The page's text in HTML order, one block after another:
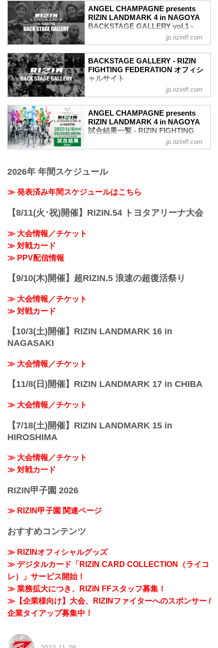
戦いの裏側で選手が見せる真実の素顔を
収めた「BACKSTAGE GALLERY」
第8試合〜第11試合までのvol.1はこち
第7試合 ／カルリ・ギブレイン vs. 貴賢
カルリ・ギブレイン5
貴賢神4
第6試合 ／SARAMI vs. ラーラ・フォン
SARAMI4
ラーラ・フォントーラ3
第5試合 ／中村優作 vs. 征矢貴
中村優作5
征矢貴4
第4試合 ／青井人 vs. 鈴木博昭
第3試合 ／アラン“ヒロ”ヤマニハ vs. 河村
アラン“ヒロ”...
ANGEL CHAMPAGNE presents
RIZIN LANDMARK 4 in NAGOYA
BACKSTAGE GALLERY vol.1 -
RIZIN FIGHTING FEDERATION オ
フィシャルサイト
戦いの裏側で選手が見せる真実の素顔を
収めた「BACKSTAGE GALLERY」
OPENING FIGHT 第1試合〜第7試合まで
第11試合 ／弥益ドミネーター聡志 vs. 平
平本蓮7
弥益ドミネーター聡志8
第10試合 ／今成正和 vs. 鈴木千裕
今成正和4
元谷友貴5
倉本一真3
ント
ミノワマンZ5
jp.rizinff.com
BACKSTAGE GALLERY - RIZIN
FIGHTING FEDERATION オフィシ
ャルサイト
BACKSTAGE GALLERY の記事一覧 - 格
「RIZIN FIGHTING FEDERATION」（ラ
イジン ファイティング フェデレーショ
ン）の情報・加盟団体について発信して
jp.rizinff.com
ANGEL CHAMPAGNE presents
RIZIN LANDMARK 4 in NAGOYA
試合結果一覧 - RIZIN FIGHTING
FEDERATION オフィシャルサイト
RIZIN MMAルール：5分 3R（70.0kg）
蓮（WIN）
3R 判定 （0-3）
≫ 試合結果詳細
第10試合 ／今成正和 vs. 鈴木千裕
RIZIN MMAルール：5分 3R（61.0kg）
（W...
jp.rizinff.com
2026年 年間スケジュール
≫ 発表済み年間スケジュールはこちら
【8/11(火･祝)開催】RIZIN.54 トヨタアリーナ大会
≫ 大会情報／チケット
≫ 対戦カード
≫ PPV配信情報
【9/10(木)開催】超RIZIN.5 浪速の超復活祭り
≫ 大会情報／チケット
≫ 対戦カード
【10/3(土)開催】RIZIN LANDMARK 16 in
NAGASAKI
≫ 大会情報／チケット
【11/8(日)開催】RIZIN LANDMARK 17 in CHIBA
≫ 大会情報／チケット
【7/18(土)開催】RIZIN LANDMARK 15 in
HIROSHIMA
≫ 大会情報／チケット
≫ 対戦カード
RIZIN甲子園 2026
≫ RIZIN甲子園 関連ページ
おすすめコンテンツ
≫ RIZINオフィシャルグッズ
≫ デジタルカード「RIZIN CARD COLLECTION（ライコ
レ）」サービス開始！
≫ 業務拡大につき、RIZIN FFスタッフ募集！
≫【企業様向け】大会、RIZINファイターへのスポンサー /
企業タイアップ募集中！